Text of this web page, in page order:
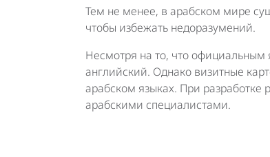
Тем не менее, в арабском мире
чтобы избежать недоразумений.
Несмотря на то, что официальным
английский. Однако визитные
арабском языках. При разработке
арабскими специалистами.